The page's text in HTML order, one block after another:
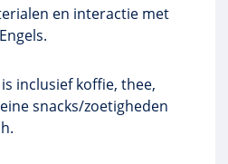
en interactie met
inclusief koffie, thee,
snacks/zoetigheden